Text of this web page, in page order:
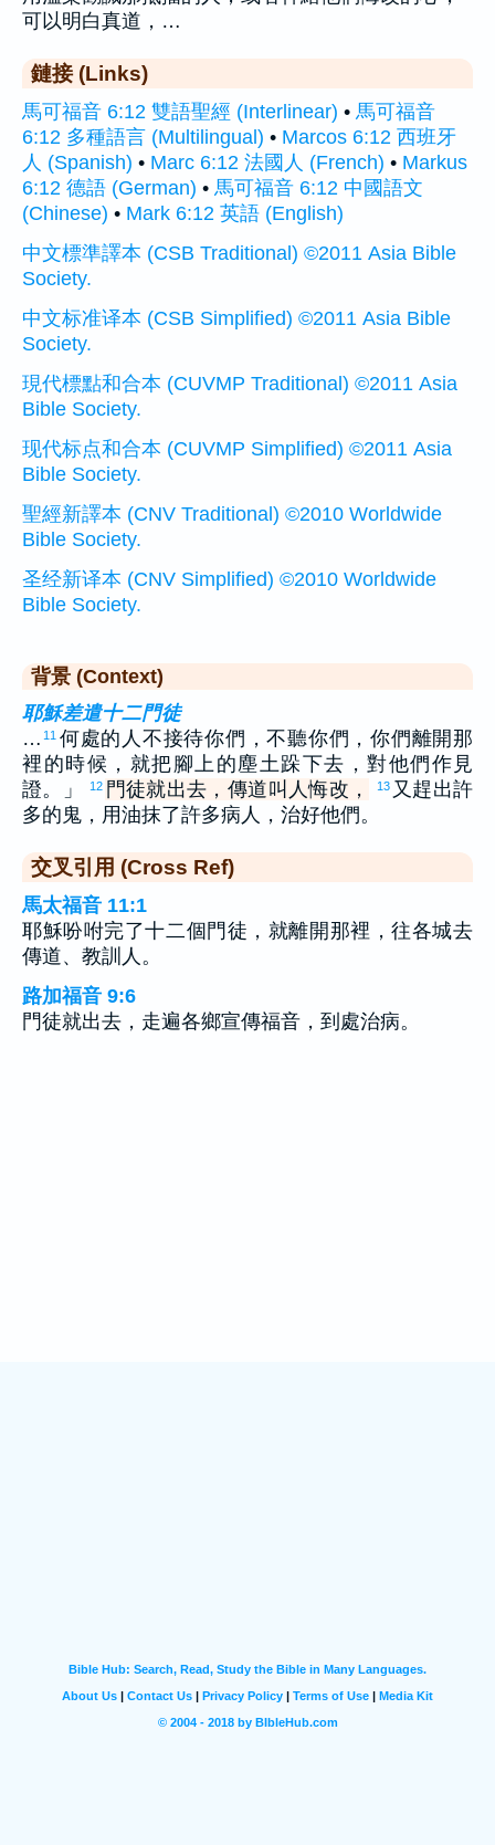
可以明白真道，…
鏈接 (Links)
馬可福音 6:12 雙語聖經 (Interlinear) • 馬可福音
6:12 多種語言 (Multilingual) • Marcos 6:12 西班牙
人 (Spanish) • Marc 6:12 法國人 (French) • Markus
6:12 德語 (German) • 馬可福音 6:12 中國語文
(Chinese) • Mark 6:12 英語 (English)
中文標準譯本 (CSB Traditional) ©2011 Asia Bible
Society.
中文标准译本 (CSB Simplified) ©2011 Asia Bible
Society.
現代標點和合本 (CUVMP Traditional) ©2011 Asia
Bible Society.
现代标点和合本 (CUVMP Simplified) ©2011 Asia
Bible Society.
聖經新譯本 (CNV Traditional) ©2010 Worldwide
Bible Society.
圣经新译本 (CNV Simplified) ©2010 Worldwide
Bible Society.
背景 (Context)
耶穌差遣十二門徒
… 11 何處的人不接待你們，不聽你們，你們離開那
裡的時候，就把腳上的塵土跺下去，對他們作見
證。」
12 門徒就出去，傳道叫人悔改， 13 又趕出許
多的鬼，用油抹了許多病人，治好他們。
交叉引用 (Cross Ref)
馬太福音 11:1
耶穌吩咐完了十二個門徒，就離開那裡，往各城去
傳道、教訓人。
路加福音 9:6
門徒就出去，走遍各鄉宣傳福音，到處治病。